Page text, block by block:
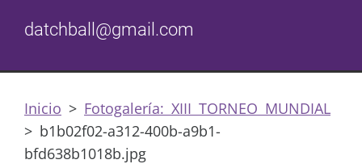
datchball@gmail.com
Inicio > Fotogalería: XIII TORNEO MUNDIAL
> b1b02f02-a312-400b-a9b1-
bfd638b1018b.jpg